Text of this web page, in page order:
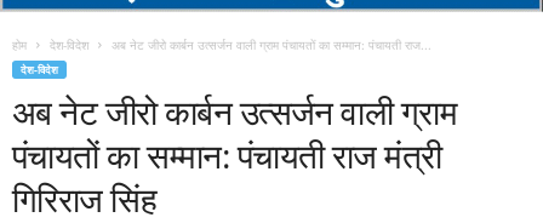
होम देश-विदेश अब नेट जीरो कार्बन उत्सर्जन वाली ग्राम पंचायतों का सम्मान: पंचायती राज...
देश-विदेश
अब नेट जीरो कार्बन उत्सर्जन वाली ग्राम
पंचायतों का सम्मान: पंचायती राज मंत्री
गिरिराज सिंह